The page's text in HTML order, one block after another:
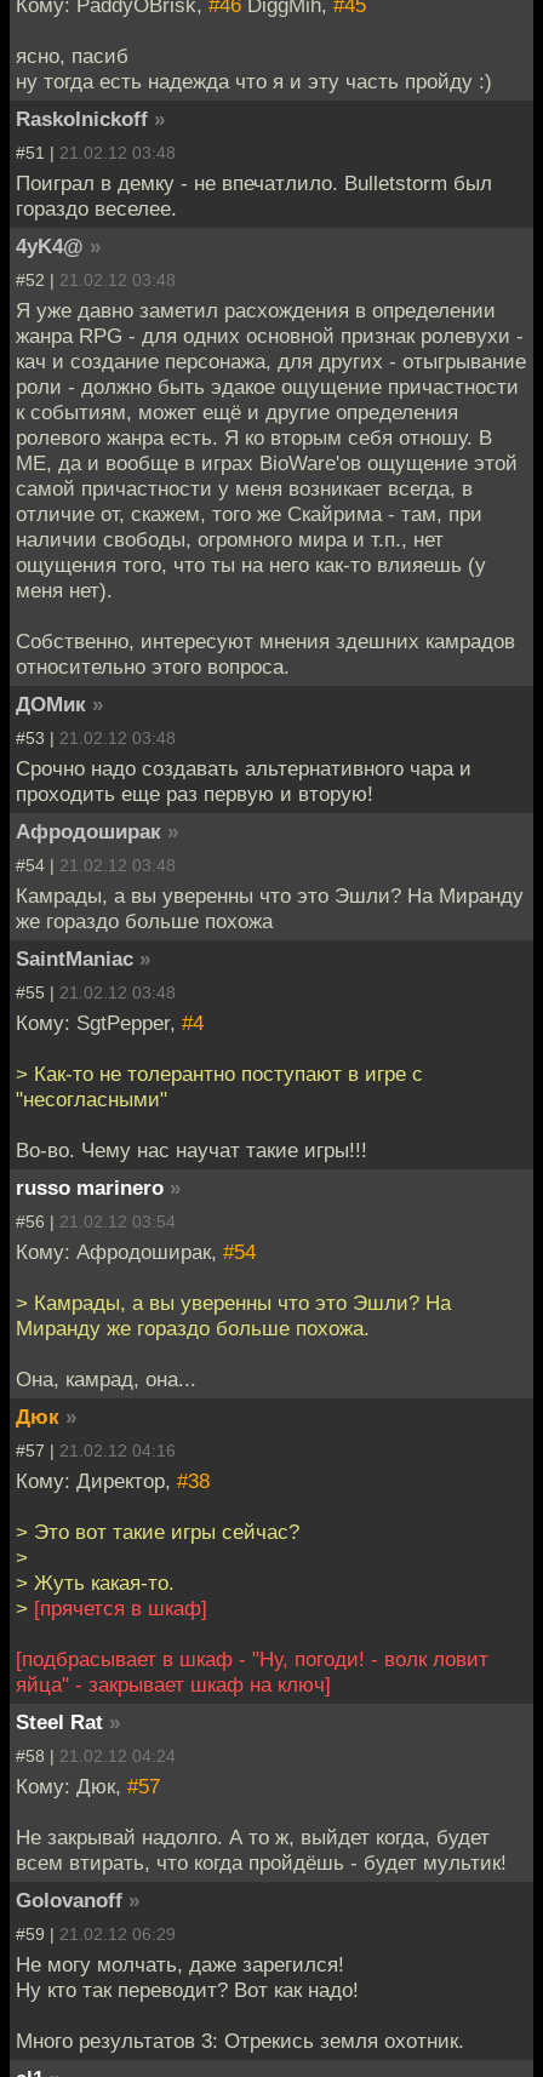
ясно, пасиб
ну тогда есть надежда что я и эту часть пройду :)
Raskolnickoff »
#51 | 21.02.12 03:48
Поиграл в демку - не впечатлило. Bulletstorm был
гораздо веселее.
4yK4@ »
#52 | 21.02.12 03:48
Я уже давно заметил расхождения в определении
жанра RPG - для одних основной признак ролевухи -
кач и создание персонажа, для других - отыгрывание
роли - должно быть эдакое ощущение причастности
к событиям, может ещё и другие определения
ролевого жанра есть. Я ко вторым себя отношу. В
ME, да и вообще в играх BioWare'ов ощущение этой
самой причастности у меня возникает всегда, в
отличие от, скажем, того же Скайрима - там, при
наличии свободы, огромного мира и т.п., нет
ощущения того, что ты на него как-то влияешь (у
меня нет).
Собственно, интересуют мнения здешних камрадов
относительно этого вопроса.
ДОМик »
#53 | 21.02.12 03:48
Срочно надо создавать альтернативного чара и
проходить еще раз первую и вторую!
Афродоширак »
#54 | 21.02.12 03:48
Камрады, а вы уверенны что это Эшли? На Миранду
же гораздо больше похожа
SaintManiac »
#55 | 21.02.12 03:48
Кому: SgtPepper, #4
> Как-то не толерантно поступают в игре с
"несогласными"
Во-во. Чему нас научат такие игры!!!
russo marinero »
#56 | 21.02.12 03:54
Кому: Афродоширак, #54
> Камрады, а вы уверенны что это Эшли? На
Миранду же гораздо больше похожа.
Она, камрад, она...
Дюк »
#57 | 21.02.12 04:16
Кому: Директор, #38
> Это вот такие игры сейчас?
>
> Жуть какая-то.
> [прячется в шкаф]
[подбрасывает в шкаф - "Ну, погоди! - волк ловит
яйца" - закрывает шкаф на ключ]
Steel Rat »
#58 | 21.02.12 04:24
Кому: Дюк, #57
Не закрывай надолго. А то ж, выйдет когда, будет
всем втирать, что когда пройдёшь - будет мультик!
Golovanoff »
#59 | 21.02.12 06:29
Не могу молчать, даже зарегился!
Ну кто так переводит? Вот как надо!
Много результатов 3: Отрекись земля охотник.